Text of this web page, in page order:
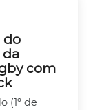
do
com
(1º de